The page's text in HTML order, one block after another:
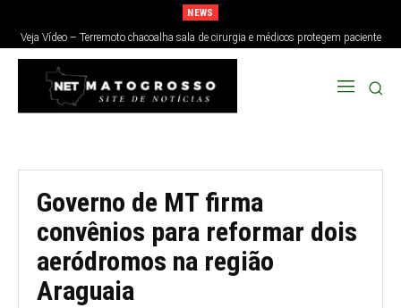
NEWS
Veja Vídeo – Terremoto chacoalha sala de cirurgia e médicos protegem paciente
no Japão; veja
Governo de MT firma
convênios para reformar dois
aeródromos na região
Araguaia